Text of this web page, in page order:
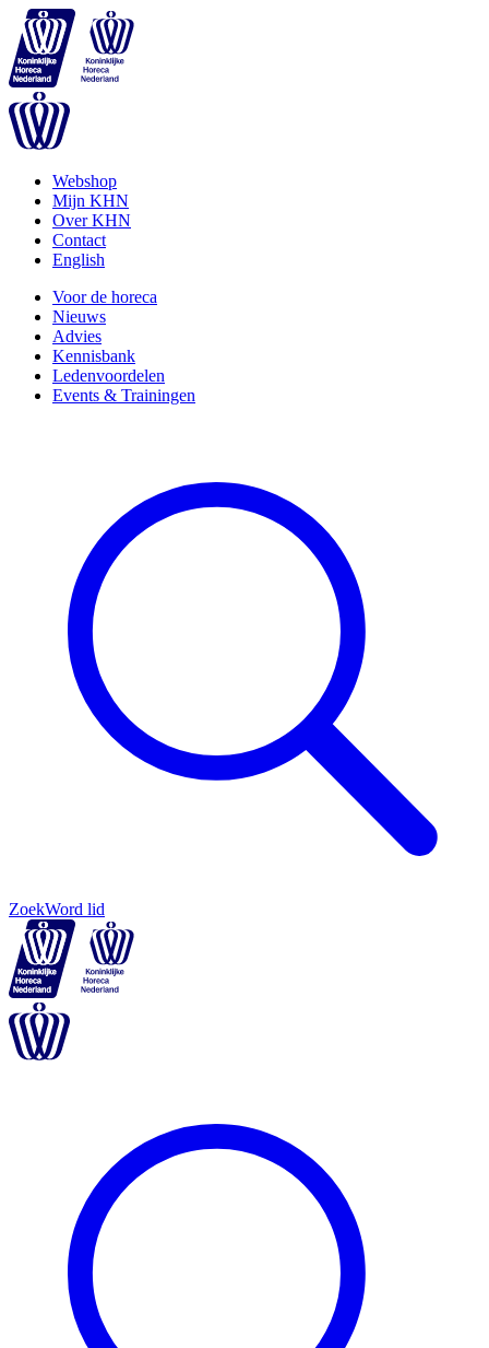
Webshop
Mijn KHN
Over KHN
Contact
English
Voor de horeca
Nieuws
Advies
Kennisbank
Ledenvoordelen
Events & Trainingen
ZoekWord lid